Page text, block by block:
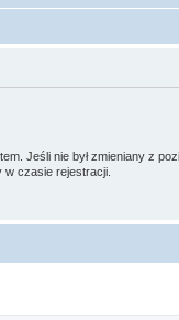
Jeśli nie był zmieniany z
czasie rejestracji.